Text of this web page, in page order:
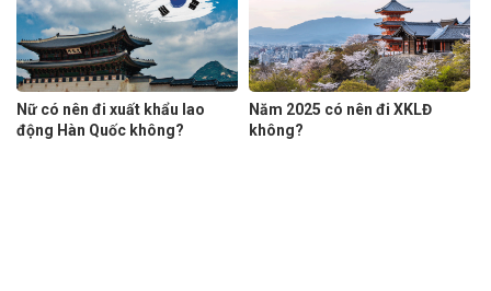
Nữ có nên đi xuất khẩu lao
động Hàn Quốc không?
Năm 2025 có nên đi XKLĐ
không?